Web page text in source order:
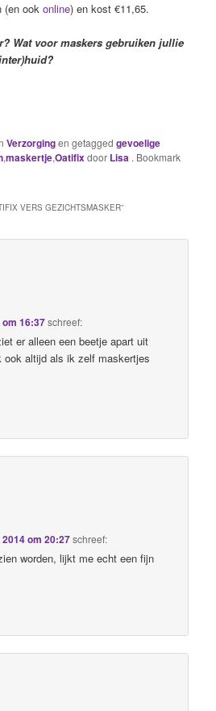
(en ookonline) en kost €11,65.
Wat voor maskers gebruiken jullie
Verzorgingen getaggedgevoelige
,maskertje,Oatifixdoor Lisa . Bookmark
VERS GEZICHTSMASKER”
16:37schreef:
er alleen een beetje apart uit
ook altijd als ik zelf maskertjes
om 20:27schreef:
worden, lijkt me echt een fijn